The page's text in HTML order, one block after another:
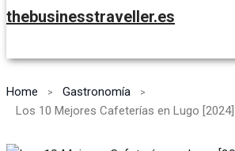
thebusinesstraveller.es
Home
Gastronomía
Los 10 Mejores Cafeterías en Lugo [2024]